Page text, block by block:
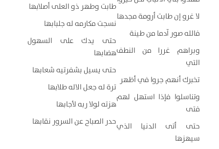
طابت وطهر ذو العلى أصلابها
نسجت مكارمه له جلبابها
حتى يدك على السهول
هضابها
حتى يسيل بشفرتيه شعابها
ترة له جعل الاله طلابها
هزته لولا ربه لأجابها
حدر الصباح عن السرور نقابها
لا غرو إن طابت أرومة مجدها
فالله صور آدما من طينة
وبراهم غررا من النطف
التي
تخبرك أنهم جروا في أظهر
وتناسلوا فإذا استهل لهم
فتى
حتى أتى الدنيا الذي
سيهزها